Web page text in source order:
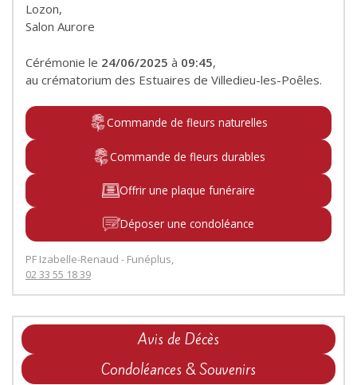
Lozon,
Salon Aurore
Cérémonie le 24/06/2025 à 09:45,
au crématorium des Estuaires de Villedieu-les-Poêles.
Commande de fleurs naturelles
Commande de fleurs durables
Offrir une plaque funéraire
Déposer une condoléance
PF Izabelle-Renaud - Funéplus,
02 33 55 18 39
Avis de Décès
Condoléances & Souvenirs